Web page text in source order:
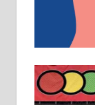
Пружам
у
Ало